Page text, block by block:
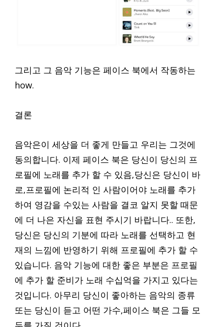
그리고 그 음악 기능은 페이스 북에서 작동하는
how.
결론
음악은이 세상을 더 좋게 만들고 우리는 그것에
동의합니다. 이제 페이스 북은 당신이 당신의 프
로필에 노래를 추가 할 수 있음,당신은 당신이 바
로,프로필에 논리적 인 사람이어야 노래를 추가
하여 영감을 수있는 사람을 결코 알지 못할 때문
에 더 나은 자신을 표현 주시기 바랍니다.. 또한,
당신은 당신의 기분에 따라 노래를 선택하고 현
재의 느낌에 반영하기 위해 프로필에 추가 할 수
있습니다. 음악 기능에 대한 좋은 부분은 프로필
에 추가 할 준비가 노래 수십억을 가지고 있다는
것입니다. 아무리 당신이 좋아하는 음악의 종류
또는 당신이 듣고 어떤 가수,페이스 북은 그들 모